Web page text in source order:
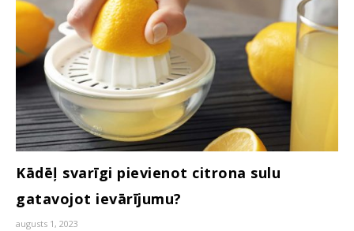
Kādēļ svarīgi pievienot citrona sulu
gatavojot ievārījumu?
augusts 1, 2023